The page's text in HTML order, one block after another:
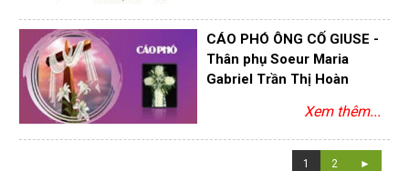
CÁO PHÓ ÔNG CỐ GIUSE -
Thân phụ Soeur Maria
Gabriel Trần Thị Hoàn
Xem thêm...
1 2 ►